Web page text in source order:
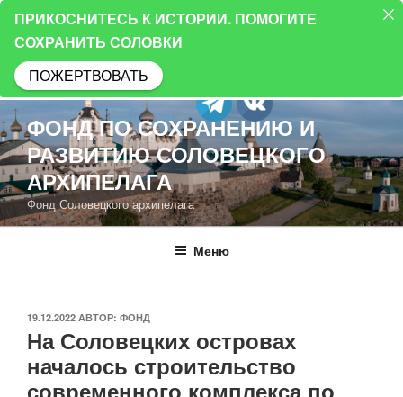
Перейти
к
содержимому
ФОНД ПО СОХРАНЕНИЮ И
РАЗВИТИЮ СОЛОВЕЦКОГО
АРХИПЕЛАГА
Фонд Соловецкого архипелага
Меню
ОПУБЛИКОВАНО
19.12.2022 АВТОР: ФОНД
На Соловецких островах
началось строительство
ПРИКОСНИТЕСЬ К ИСТОРИИ. ПОМОГИТЕ
СОХРАНИТЬ СОЛОВКИ
ПОЖЕРТВОВАТЬ